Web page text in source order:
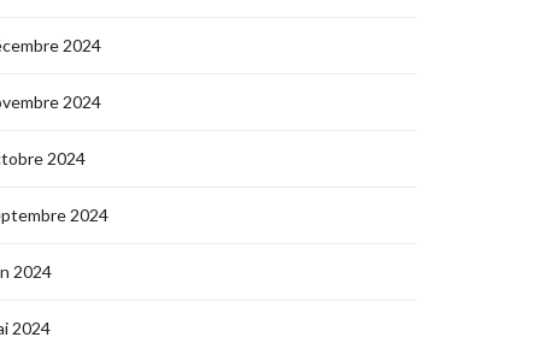
2024
2024
2024
2024
2024
2024